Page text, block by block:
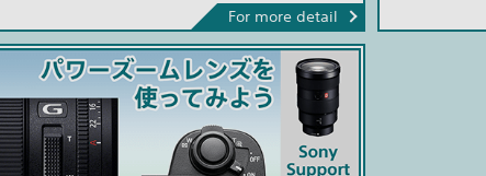
For more detail